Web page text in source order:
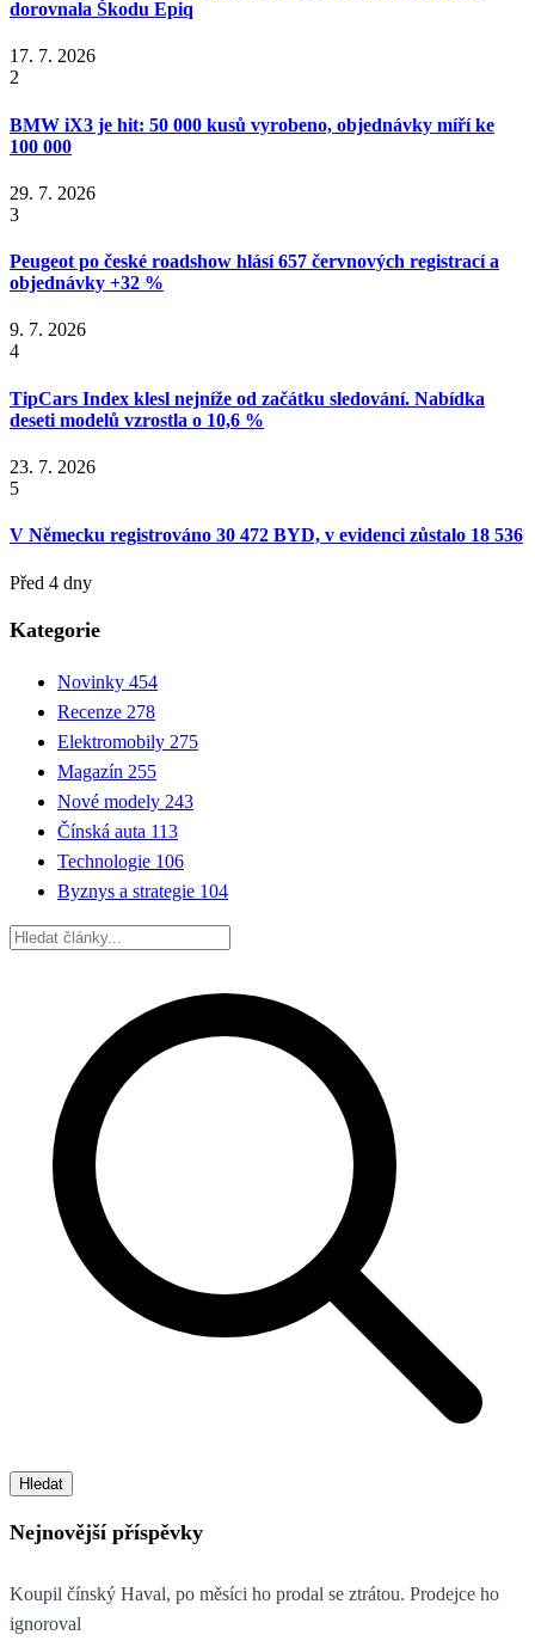
dorovnala Škodu Epiq
17. 7. 2026
2
BMW iX3 je hit: 50 000 kusů vyrobeno, objednávky míří ke
100 000
29. 7. 2026
3
Peugeot po české roadshow hlásí 657 červnových registrací a
objednávky +32 %
9. 7. 2026
4
TipCars Index klesl nejníže od začátku sledování. Nabídka
deseti modelů vzrostla o 10,6 %
23. 7. 2026
5
V Německu registrováno 30 472 BYD, v evidenci zůstalo 18 536
Před 4 dny
Kategorie
Novinky 454
Recenze 278
Elektromobily 275
Magazín 255
Nové modely 243
Čínská auta 113
Technologie 106
Byznys a strategie 104
Hledat:
Hledat
Nejnovější příspěvky
Koupil čínský Haval, po měsíci ho prodal se ztrátou. Prodejce ho
ignoroval